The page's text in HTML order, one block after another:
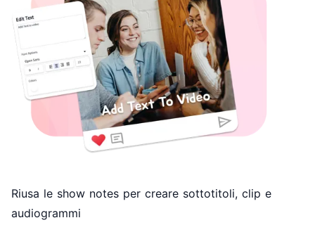
Riusa le show notes per creare sottotitoli, clip e
audiogrammi